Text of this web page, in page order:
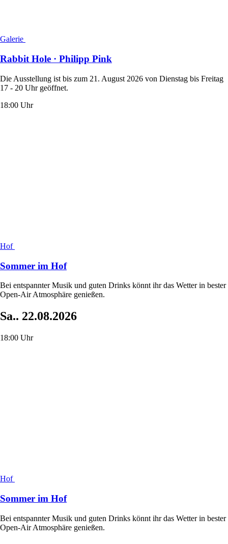
Galerie
Rabbit Hole · Philipp Pink
Die Ausstellung ist bis zum 21. August 2026 von Dienstag bis Freitag
17 - 20 Uhr geöffnet.
18:00 Uhr
Hof
Sommer im Hof
Bei entspannter Musik und guten Drinks könnt ihr das Wetter in bester
Open-Air Atmosphäre genießen.
Sa.. 22.08.2026
18:00 Uhr
Hof
Sommer im Hof
Bei entspannter Musik und guten Drinks könnt ihr das Wetter in bester
Open-Air Atmosphäre genießen.